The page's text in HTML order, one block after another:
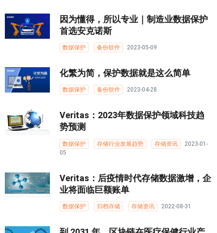
因为懂得，所以专业｜制造业数据保护
首选安克诺斯
数据保护 备份软件 2023-05-09
化繁为简，保护数据就是这么简单
数据保护 备份软件 2023-04-28
Veritas：2023年数据保护领域科技趋
势预测
数据保护 存储行业发展趋势 存储资讯
2023-01-
05
Veritas：后疫情时代存储数据激增，企
业将面临巨额账单
数据保护 归档存储 存储资讯 2022-08-31